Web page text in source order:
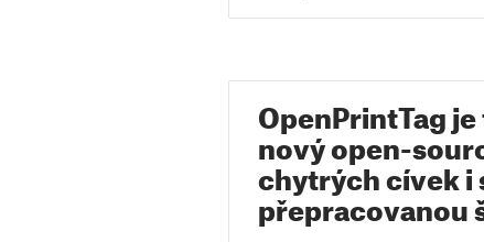
OpenPrintTag
nový open-
chytrých cívek i
přepracovanou